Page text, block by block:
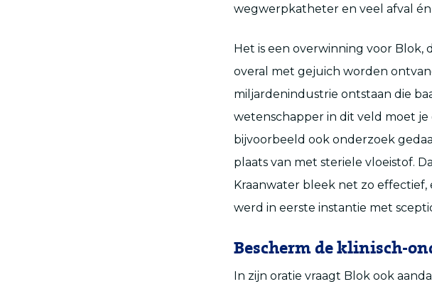
wegwerpkatheter en veel afval
Het is een overwinning voor
overal met gejuich worden
miljardenindustrie ontstaan die
wetenschapper in dit veld moet
bijvoorbeeld ook onderzoek
plaats van met steriele vloeistof.
Kraanwater bleek net zo
werd in eerste instantie met
Bescherm de klinisch-
In zijn oratie vraagt Blok ook